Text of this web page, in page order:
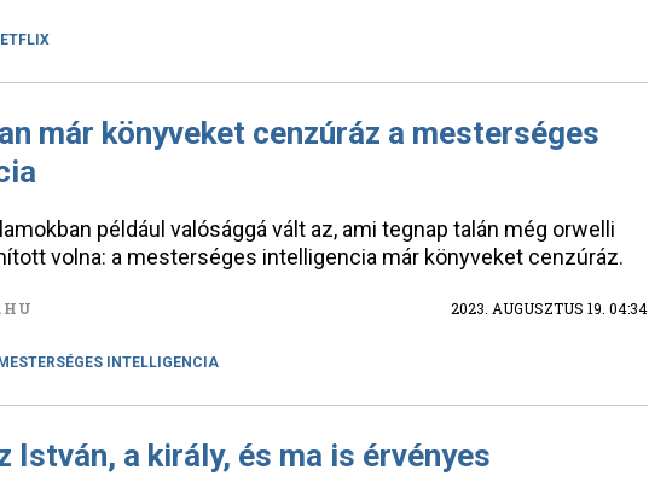
már könyveket cenzúráz a mesterséges
például valósággá vált az, ami tegnap talán még orwelli
volna: a mesterséges intelligencia már könyveket cenzúráz.
2023. AUGUSZTUS 19. 04:34
MESTERSÉGES INTELLIGENCIA
István, a király, és ma is érvényes